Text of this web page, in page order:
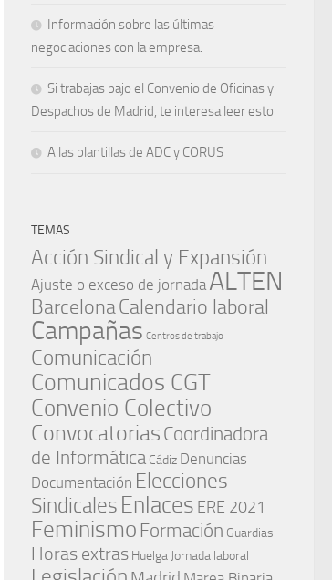
Información sobre las últimas
negociaciones con la empresa.
Si trabajas bajo el Convenio de Oficinas y
Despachos de Madrid, te interesa leer esto
A las plantillas de ADC y CORUS
TEMAS
Acción Sindical y Expansión
Ajuste o exceso de jornada ALTEN
BarcelonaCalendario laboral
Campañas Centros de trabajo
Comunicación
Comunicados CGT
Convenio Colectivo
Convocatorias Coordinadora
de Informática Cádiz Denuncias
Documentación Elecciones
Sindicales Enlaces ERE 2021
Feminismo Formación Guardias
Horas extras Huelga Jornada laboral